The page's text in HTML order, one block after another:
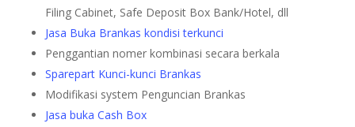
Filing Cabinet, Safe Deposit Box Bank/Hotel, dll
Jasa Buka Brankas kondisi terkunci
Penggantian nomer kombinasi secara berkala
Sparepart Kunci-kunci Brankas
Modifikasi system Penguncian Brankas
Jasa buka Cash Box